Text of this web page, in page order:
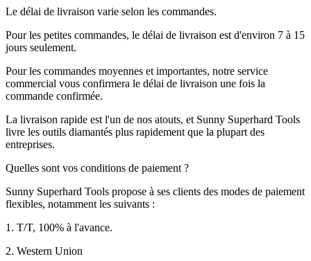
Le délai de livraison varie selon les commandes.
Pour les petites commandes, le délai de livraison est d'environ 7 à 15
jours seulement.
Pour les commandes moyennes et importantes, notre service
commercial vous confirmera le délai de livraison une fois la
commande confirmée.
La livraison rapide est l'un de nos atouts, et Sunny Superhard Tools
livre les outils diamantés plus rapidement que la plupart des
entreprises.
Quelles sont vos conditions de paiement ?
Sunny Superhard Tools propose à ses clients des modes de paiement
flexibles, notamment les suivants :
1. T/T, 100% à l'avance.
2. Western Union